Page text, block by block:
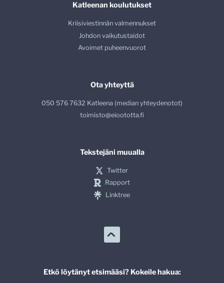
Katleenan koulutukset
Kriisiviestinnän valmennukset
Johdon vaikutustaidot
Avoimet puheenvuorot
Ota yhteyttä
050 576 7632 Katleena (median yhteydenotot)
toimisto@eioototta.fi
Tekstejäni muualla
Twitter
Rapport
Linktree
Etkö löytänyt etsimääsi? Kokeile hakua: